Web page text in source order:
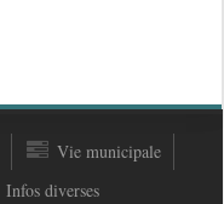
Vie municipale
Infos diverses